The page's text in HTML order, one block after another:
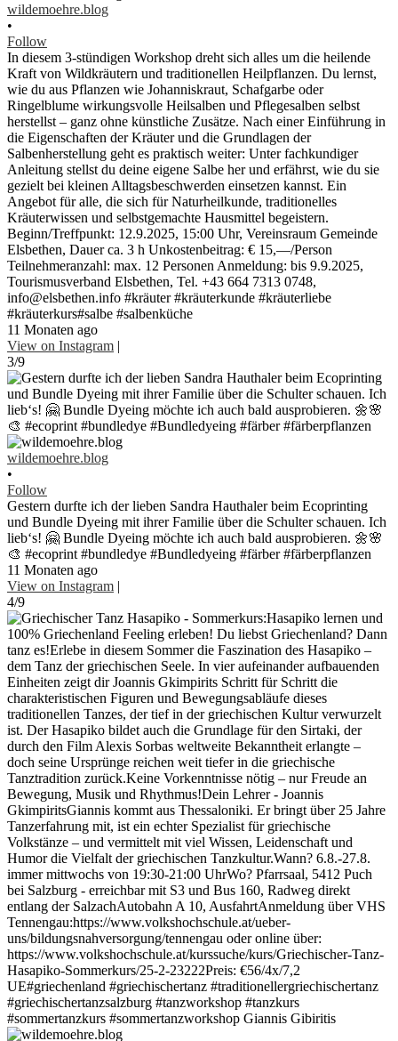
wildemoehre.blog
•
Follow
In diesem 3-stündigen Workshop dreht sich alles um die heilende
Kraft von Wildkräutern und traditionellen Heilpflanzen. Du lernst,
wie du aus Pflanzen wie Johanniskraut, Schafgarbe oder
Ringelblume wirkungsvolle Heilsalben und Pflegesalben selbst
herstellst – ganz ohne künstliche Zusätze. Nach einer Einführung in
die Eigenschaften der Kräuter und die Grundlagen der
Salbenherstellung geht es praktisch weiter: Unter fachkundiger
Anleitung stellst du deine eigene Salbe her und erfährst, wie du sie
gezielt bei kleinen Alltagsbeschwerden einsetzen kannst. Ein
Angebot für alle, die sich für Naturheilkunde, traditionelles
Kräuterwissen und selbstgemachte Hausmittel begeistern.
Beginn/Treffpunkt: 12.9.2025, 15:00 Uhr, Vereinsraum Gemeinde
Elsbethen, Dauer ca. 3 h Unkostenbeitrag: € 15,—/Person
Teilnehmeranzahl: max. 12 Personen Anmeldung: bis 9.9.2025,
Tourismusverband Elsbethen, Tel. +43 664 7313 0748,
info@elsbethen.info #kräuter #kräuterkunde #kräuterliebe
#kräuterkurs#salbe #salbenküche
11 Monaten ago
View on Instagram |
3/9
wildemoehre.blog
•
Follow
Gestern durfte ich der lieben Sandra Hauthaler beim Ecoprinting
und Bundle Dyeing mit ihrer Familie über die Schulter schauen. Ich
lieb‘s! 🤗 Bundle Dyeing möchte ich auch bald ausprobieren. 🌼🌸
🎨 #ecoprint #bundledye #Bundledyeing #färber #färberpflanzen
11 Monaten ago
View on Instagram |
4/9